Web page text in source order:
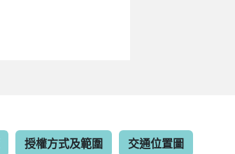
授權方式及範圍 交通位置圖